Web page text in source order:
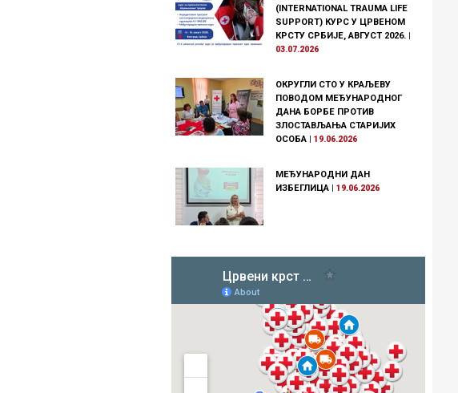
(INTERNATIONAL TRAUMA LIFE
SUPPORT) КУРС У ЦРВЕНОМ
КРСТУ СРБИЈЕ, АВГУСТ 2026. |
03.07.2026
ОКРУГЛИ СТО У КРАЉЕВУ
ПОВОДОМ МЕЂУНАРОДНОГ
ДАНА БОРБЕ ПРОТИВ
ЗЛОСТАВЉАЊА СТАРИЈИХ
ОСОБА |19.06.2026
МЕЂУНАРОДНИ ДАН
ИЗБЕГЛИЦА |19.06.2026